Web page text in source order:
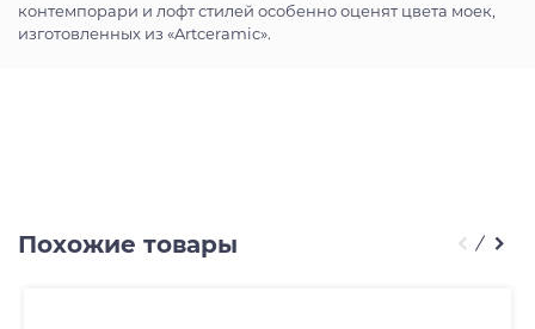
контемпорари и лофт стилей особенно оценят цвета моек,
изготовленных из «Artceramic».
Похожие товары